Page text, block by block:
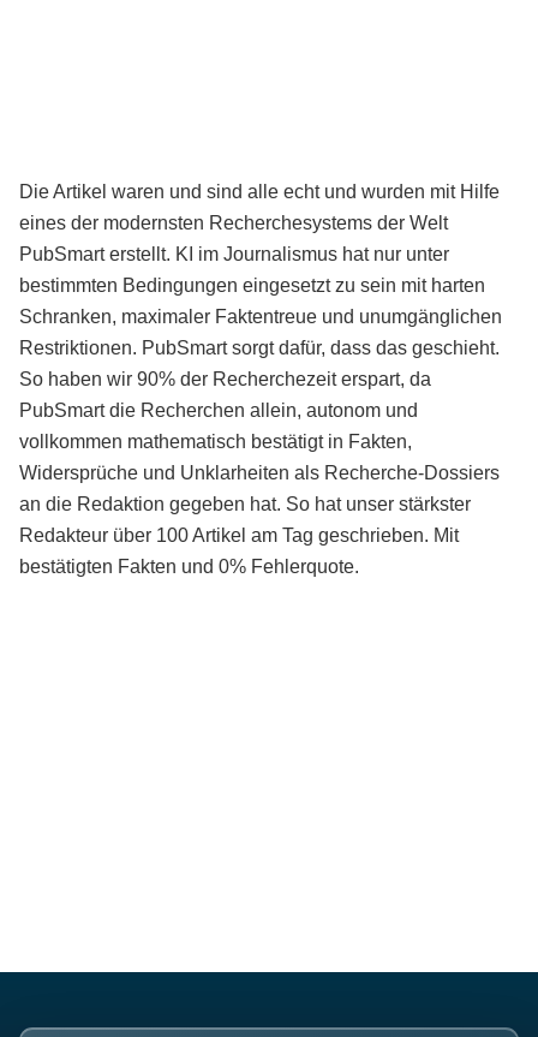
Die Artikel waren und sind alle echt und wurden mit Hilfe
eines der modernsten Recherchesystems der Welt
PubSmart erstellt. KI im Journalismus hat nur unter
bestimmten Bedingungen eingesetzt zu sein mit harten
Schranken, maximaler Faktentreue und unumgänglichen
Restriktionen. PubSmart sorgt dafür, dass das geschieht.
So haben wir 90% der Recherchezeit erspart, da
PubSmart die Recherchen allein, autonom und
vollkommen mathematisch bestätigt in Fakten,
Widersprüche und Unklarheiten als Recherche-Dossiers
an die Redaktion gegeben hat. So hat unser stärkster
Redakteur über 100 Artikel am Tag geschrieben. Mit
bestätigten Fakten und 0% Fehlerquote.